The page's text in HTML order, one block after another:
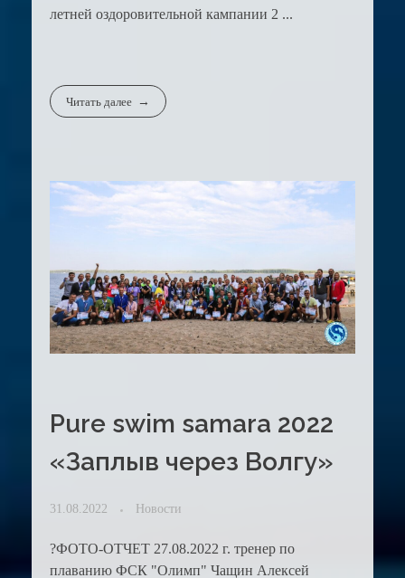
летней оздоровительной кампании 2 ...
Читать далее
Рure swim samara 2022
«Заплыв через Волгу»
31.08.2022 Новости
?ФОТО-ОТЧЕТ 27.08.2022 г. тренер по
плаванию ФСК "Олимп" Чащин Алексей